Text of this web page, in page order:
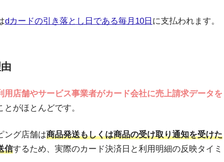
dカードの引き落とし日である毎月10日 に支払われます。
用店舗やサービス事業者がカード会社に売上請求データを
がほとんどです。
ング店舗は商品発送もしくは商品の受け取り通知を受けた
信するため、実際のカード決済日と利用明細の反映タイミ